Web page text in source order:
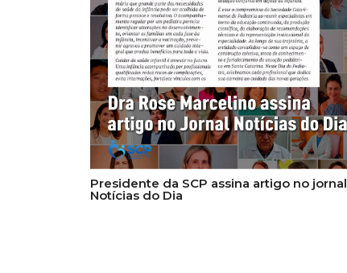
Presidente da SCP assina artigo no jornal
Notícias do Dia